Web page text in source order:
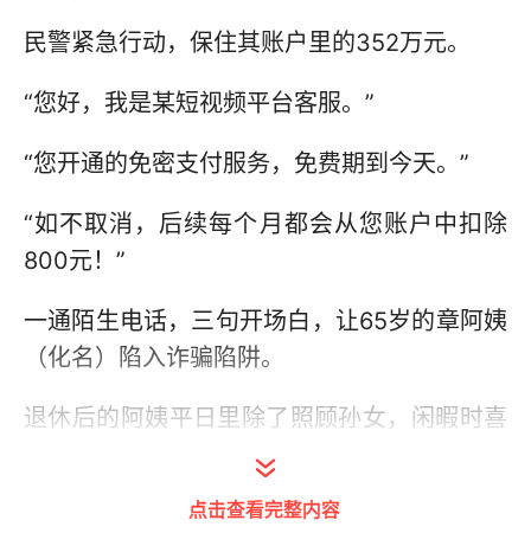
民警紧急行动，保住其账户里的352万元。
“您好，我是某短视频平台客服。”
“您开通的免密支付服务，免费期到今天。”
“如不取消，后续每个月都会从您账户中扣除
800元！”
一通陌生电话，三句开场白，让65岁的章阿姨
（化名）陷入诈骗陷阱。
退休后的阿姨平日里除了照顾孙女，闲暇时喜
欢刷短视频。接到“客服”电话时，听到即将被
扣钱的消息瞬间慌神，赶忙询问该如何处理。
点击查看完整内容